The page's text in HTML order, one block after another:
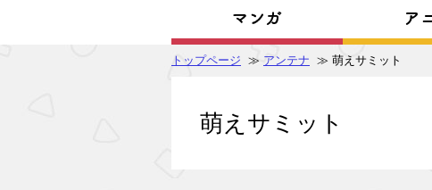
トップページ ≫ アンテナ ≫ 萌えサミット
萌えサミット